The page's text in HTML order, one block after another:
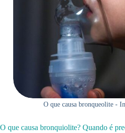
O que causa bronqueolite -
O que causa bronquiolite? Quando é